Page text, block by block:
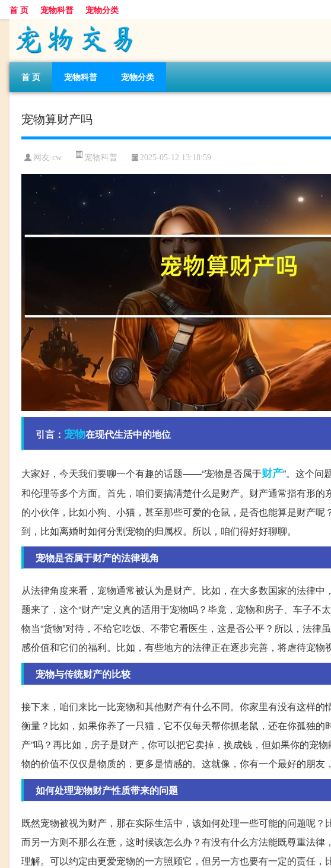
首 页 宠物科普 宠物分类
首 页 宠物科普 宠物分类
宠物算财产吗
网友:cw 宠物科普 2025-05-12 13:18:59
引言： 宠物在现代生活中的地位
大家好，今天我们要聊一个有趣的话题——“宠物是否属于财产”。这个问
和伦理等多个方面。首先，咱们要搞清楚什么是财产。财产通常指有形
的小伙伴，比如小狗、小猫，甚至那些可爱的仓鼠，是否也能算是财产
到，比如离婚时如何分割宠物的归属权。所以，咱们得好好聊聊。
宠物是否属于财产的法律视角
从法律角度来看，宠物通常被认为是财产。比如，在大多数国家的法律
题来了，这个“财产”定义真的适用于宠物吗？毕竟，宠物和房子、车子
物当“货物”对待，不给它吃饭、不带它看医生，这是否公平？所以，法
感价值和它们的福利。比如，有些地方的法律正在逐步完善，将虐待宠物
宠物与传统财产的比较
接下来，咱们来比一比宠物和其他财产有什么不同。你家里有没有这样
衡量？比如，如果你养了一只猫，它不仅每天帮你抓老鼠，还在你孤独
产”吗？再比如，房子是财产，你可以把它卖掉，换成钱，但如果你的宠
物的价值不仅仅是物质的，更多是情感的。这就像，你有一个最好的朋友
如何处理宠物财产性质带来的问题
既然宠物被视为财产，那在实际生活中，该如何处理一些可能的问题呢
而另一方则不那么在意，这时候该怎么办？有没有什么方法能既尊重法
理解。可以约定由更爱宠物的一方照顾它，但另一方也要有一定的责任